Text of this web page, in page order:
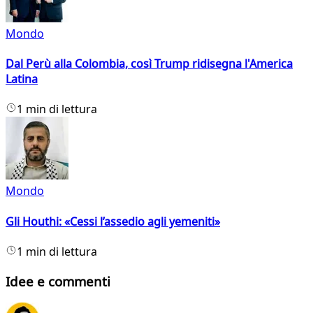
Mondo
Dal Perù alla Colombia, così Trump ridisegna l'America
Latina
1 min di lettura
Mondo
Gli Houthi: «Cessi l’assedio agli yemeniti»
1 min di lettura
Idee e commenti